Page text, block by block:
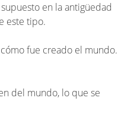
en la antigüedad
este tipo.
fue creado el mundo.
del mundo, lo que se